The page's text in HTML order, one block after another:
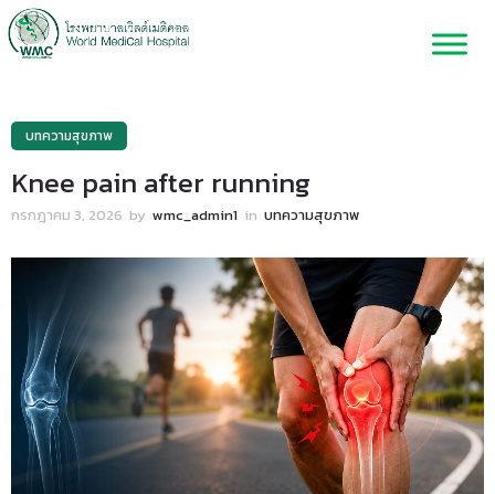
บทความสุขภาพ
Knee pain after running
กรกฎาคม 3, 2026 by wmc_admin1 in บทความสุขภาพ